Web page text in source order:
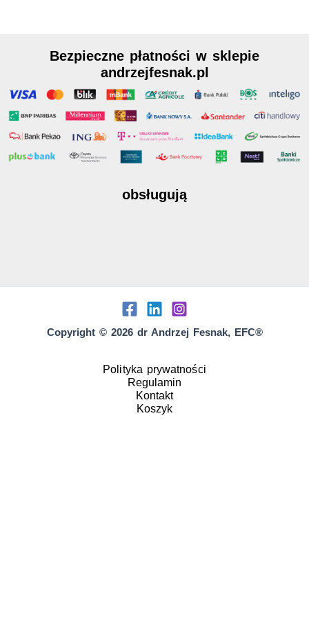
Bezpieczne płatności w sklepie
andrzejfesnak.pl
obsługują
Copyright © 2026 dr Andrzej Fesnak, EFC®
Polityka prywatności
Regulamin
Kontakt
Koszyk